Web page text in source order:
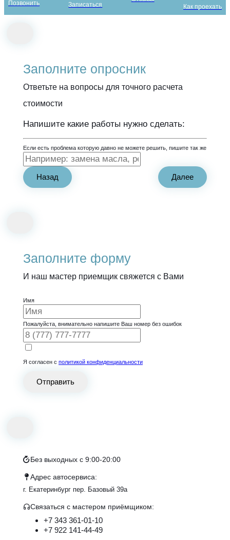
Позвонить Записаться
Как проехать
Заполните опросник
Ответьте на вопросы для точного расчета
стоимости
Напишите какие работы нужно сделать:
Если есть проблема которую давно не можете решить, пишите так же
Назад Далее
Заполните форму
И наш мастер приемщик свяжется с Вами
Имя
Пожалуйста, внимательно напишите Ваш номер без ошибок
Я согласен с политикой конфиденциальности
Отправить
Без выходных с 9:00-20:00
Адрес автосервиса:
г. Екатеринбург пер. Базовый 39а
Связаться с маcтером приёмщиком:
+7 343 361-01-10
+7 922 141-44-49